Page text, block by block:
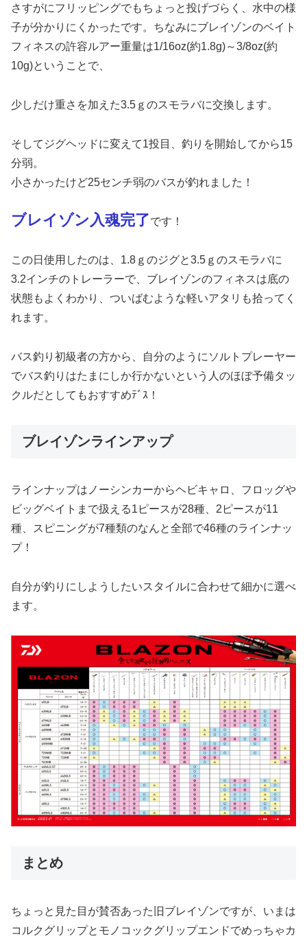
さすがにフリッピングでもちょっと投げづらく、水中の様
子が分かりにくかったです。ちなみにブレイゾンのベイト
フィネスの許容ルアー重量は1/16oz(約1.8g)～3/8oz(約
10g)ということで、
少しだけ重さを加えた3.5ｇのスモラバに交換します。
そしてジグヘッドに変えて1投目、釣りを開始してから15
分弱。
小さかったけど25センチ弱のバスが釣れました！
ブレイゾン入魂完了です！
この日使用したのは、1.8ｇのジグと3.5ｇのスモラバに
3.2インチのトレーラーで、ブレイゾンのフィネスは底の
状態もよくわかり、ついばむような軽いアタリも拾ってく
れます。
バス釣り初級者の方から、自分のようにソルトプレーヤー
でバス釣りはたまにしか行かないという人のほぼ予備タッ
クルだとしてもおすすめﾃﾞｽ！
ブレイゾンラインアップ
ラインナップはノーシンカーからヘビキャロ、フロッグや
ビッグベイトまで扱える1ピースが28種、2ピースが11
種、スピニングが7種類のなんと全部で46種のラインナッ
プ！
自分が釣りにしようしたいスタイルに合わせて細かに選べ
ます。
まとめ
ちょっと見た目が賛否あった旧ブレイゾンですが、いまは
コルクグリップとモノコックグリップエンドでめっちゃカ